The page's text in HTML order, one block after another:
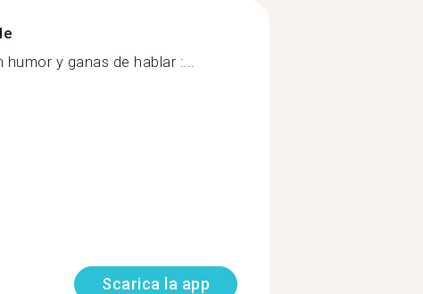
humor y ganas de hablar :...
Scarica la app